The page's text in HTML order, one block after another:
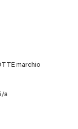
marchio
a